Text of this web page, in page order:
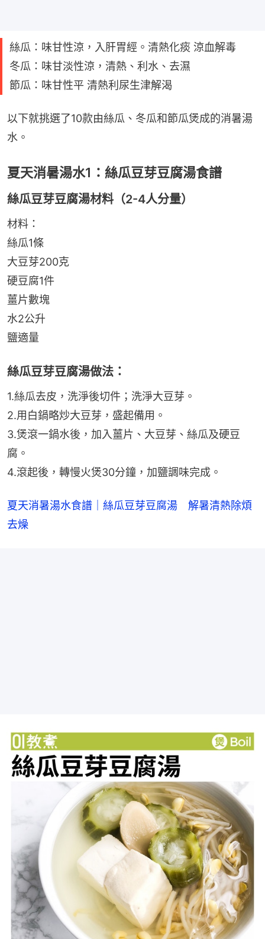
絲瓜：味甘性涼，入肝胃經。清熱化痰 涼血解毒
冬瓜：味甘淡性涼，清熱、利水、去濕
節瓜：味甘性平 清熱利尿生津解渴
以下就挑選了10款由絲瓜、冬瓜和節瓜煲成的消暑湯
水。
夏天消暑湯水1：絲瓜豆芽豆腐湯食譜
絲瓜豆芽豆腐湯材料（2-4人分量）
材料：
絲瓜1條
大豆芽200克
硬豆腐1件
薑片數塊
水2公升
鹽適量
絲瓜豆芽豆腐湯做法：
1.絲瓜去皮，洗淨後切件；洗淨大豆芽。
2.用白鍋略炒大豆芽，盛起備用。
3.煲滾一鍋水後，加入薑片、大豆芽、絲瓜及硬豆
腐。
4.滾起後，轉慢火煲30分鐘，加鹽調味完成。
夏天消暑湯水食譜｜絲瓜豆芽豆腐湯　解暑清熱除煩
去燥